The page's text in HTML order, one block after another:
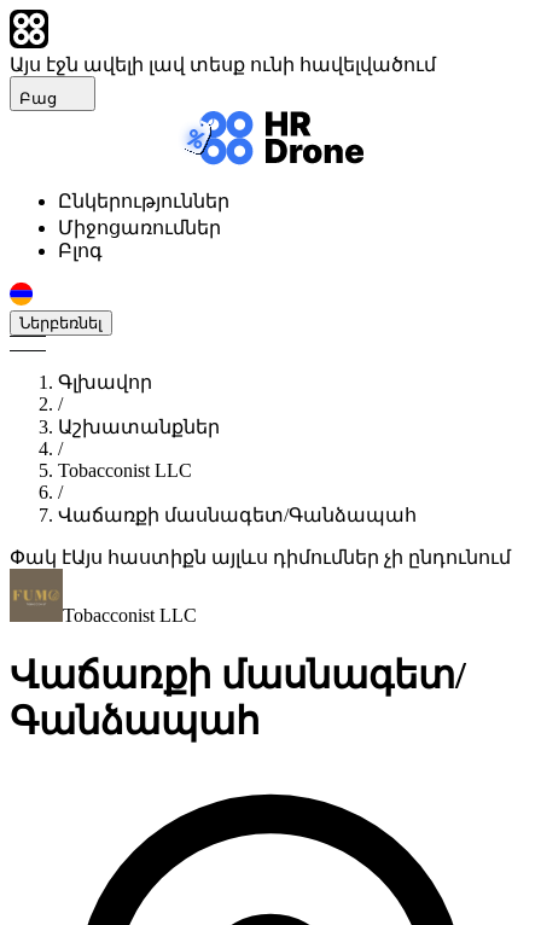
Այս էջն ավելի լավ տեսք ունի հավելվածում
Բաց
Ընկերություններ
Միջոցառումներ
Բլոգ
Ներբեռնել
Գլխավոր
/
Աշխատանքներ
/
Tobacconist LLC
/
Վաճառքի մասնագետ/Գանձապահ
Փակ էԱյս հաստիքն այլևս դիմումներ չի ընդունում
Tobacconist LLC
Վաճառքի մասնագետ/
Գանձապահ